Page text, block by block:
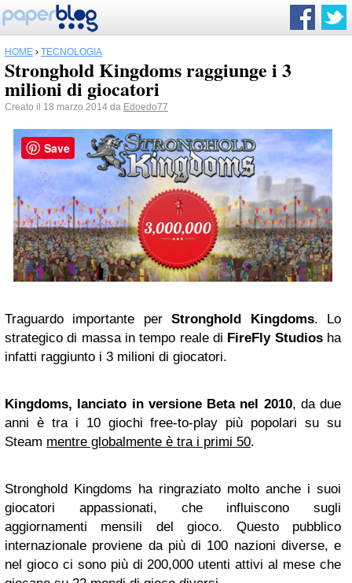
HOME › TECNOLOGIA
Stronghold Kingdoms raggiunge i 3
milioni di giocatori
Creato il 18 marzo 2014 da Edoedo77
Traguardo importante perStronghold Kingdoms. Lo
strategico di massa in tempo reale di FireFly Studiosha
infatti raggiunto i 3 milioni di giocatori.
Kingdoms, lanciato in versione Beta nel 2010, da due
anni è tra i 10 giochi free-to-play più popolari su su
Steam mentre globalmente è tra i primi 50.
Stronghold Kingdoms ha ringraziato molto anche i suoi
giocatori appassionati, che influiscono sugli
aggiornamenti mensili del gioco. Questo pubblico
internazionale proviene da più di 100 nazioni diverse, e
nel gioco ci sono più di 200,000 utenti attivi al mese che
Save